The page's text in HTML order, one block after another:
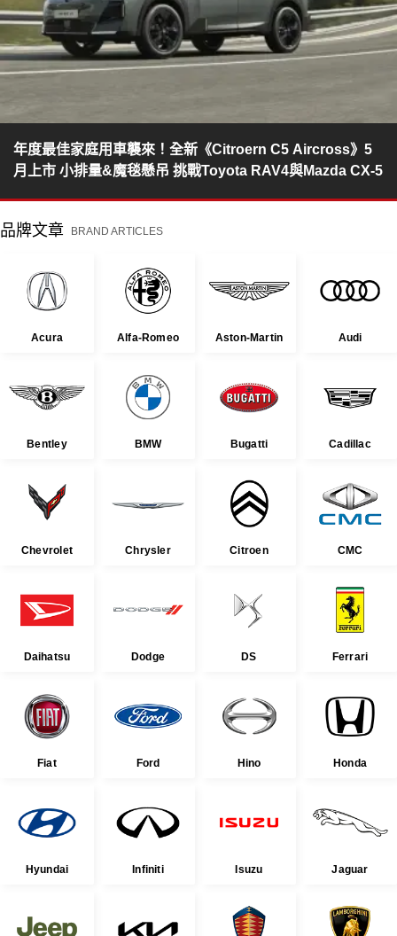
年度最佳家庭用車襲來！全新《Citroern C5 Aircross》5
月上市 小排量&魔毯懸吊 挑戰Toyota RAV4與Mazda CX-5
品牌文章 BRAND ARTICLES
Acura Alfa-Romeo Aston-Martin Audi
Bentley BMW Bugatti Cadillac
Chevrolet Chrysler Citroen CMC
Daihatsu Dodge DS Ferrari
Fiat Ford Hino Honda
Hyundai Infiniti Isuzu Jaguar